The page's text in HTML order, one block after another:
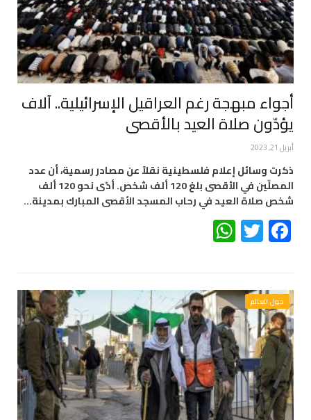
أجواء مبهجة رغم العراقيل الإسرائيلية.. آلاف
يؤدّون صلاة العيد بالأقصى
أبريل 21, 2023
ذكرت وسائل إعلام فلسطينية نقلاً عن مصادر رسمية، أن عدد
المصلّين في الأقصى بلغ 120 ألف شخص. أدّى نحو 120 ألف
شخص صلاة العيد في رحاب المسجد الأقصى المبارك بمدينة…
Facebook
Twitter
حول العالم